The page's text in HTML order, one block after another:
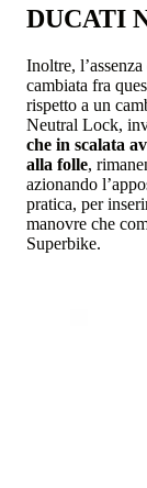
DUCATI
Inoltre,
cambiata fra
rispetto a un
Neutral Lock,
che in scalata
alla folle,
azionando
pratica, per
manovre che
Superbike.